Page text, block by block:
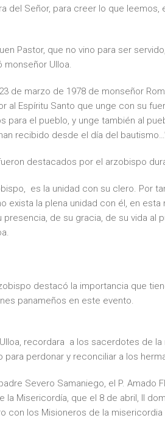
del Señor, para creer lo que
Pastor, que no vino para ser
monseñor Ulloa.
de marzo de 1978 de monseñor
al Espíritu Santo que unge con su
para el pueblo, y unge también al
recibido desde el día del
destacados por el arzobispo
es la unidad con su clero. Por
exista la plena unidad con él, en esta
de su gracia, de su vida al
destacó la importancia que
panameños en este evento.
recordara a los sacerdotes de
perdonar y reconciliar a los
Severo Samaniego, el P. Amado
la Misericordía, que el 8 de abril, II
con los Misioneros de la misericordia